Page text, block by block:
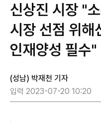
신상진 시장 "
시장 선점 위해
인재양성 필수"
(성남) 박재천 기자
입력 2023-07-20 10:20